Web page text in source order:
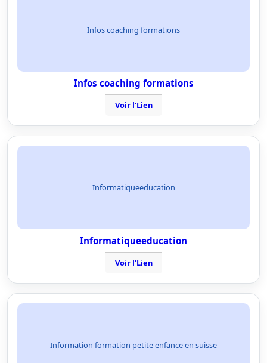
Infos coaching formations
Infos coaching formations
Voir l'Lien
Informatiqueeducation
Informatiqueeducation
Voir l'Lien
Information formation petite enfance en suisse